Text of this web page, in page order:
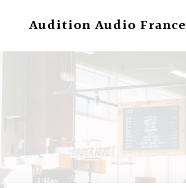
au
Audition Audio France